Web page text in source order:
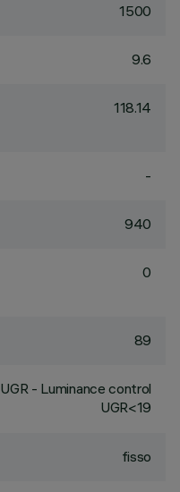
1500
9.6
118.14
-
940
0
89
UGR - Luminance control
UGR<19
fisso